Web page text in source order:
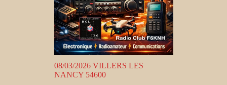
08/03/2026 VILLERS LES
NANCY 54600